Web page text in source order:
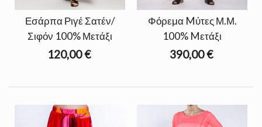
Εσάρπα Ριγέ Σατέν/
Σιφόν 100% Μετάξι
120,00 €
Φόρεμα Mύτες Μ.Μ.
100% Mετάξι
390,00 €